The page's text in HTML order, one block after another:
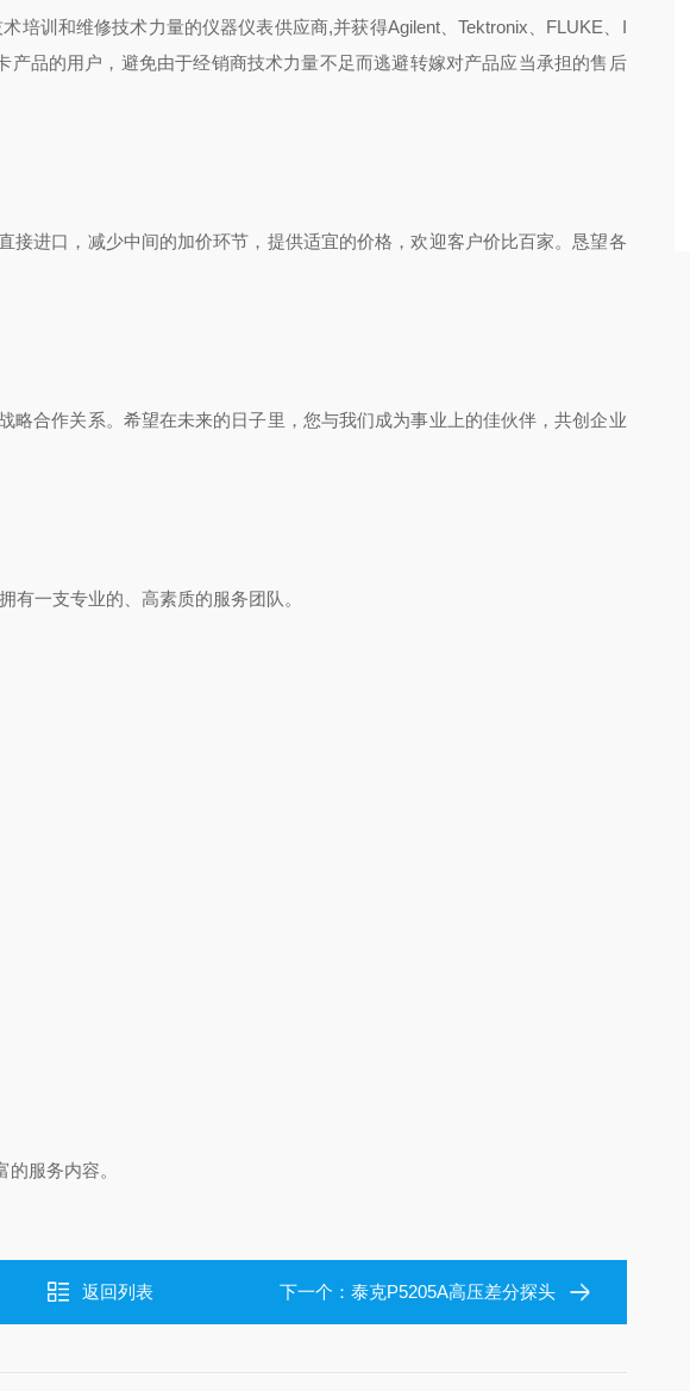
训和维修技术力量的仪器仪表供应商,并获得Agilent、Tektronix、FLUKE、I
品的用户，避免由于经销商技术力量不足而逃避转嫁对产品应当承担的售后
进口，减少中间的加价环节，提供适宜的价格，欢迎客户价比百家。恳望各
合作关系。希望在未来的日子里，您与我们成为事业上的佳伙伴，共创企业
一支专业的、高素质的服务团队。
服务内容。
返回列表 下一个： 泰克P5205A高压差分探头